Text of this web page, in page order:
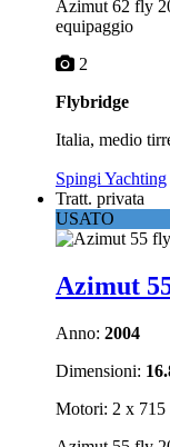
Azimut 62 fly
equipaggio
2
Flybridge
Italia, medio
Spingi Yachting
Tratt. privata
USATO
Azimut
Anno: 2004
Dimensioni:
Motori: 2 x 715